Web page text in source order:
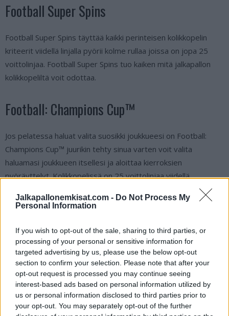
Jalkapallonemkisat.com - Do Not Process My
Personal Information
If you wish to opt-out of the sale, sharing to third parties, or
processing of your personal or sensitive information for
targeted advertising by us, please use the below opt-out
section to confirm your selection. Please note that after your
opt-out request is processed you may continue seeing
interest-based ads based on personal information utilized by
us or personal information disclosed to third parties prior to
your opt-out. You may separately opt-out of the further
Football Super Spins
Football Super Spins täyttää kaikki perinteisen kolikkopelin
kriteerit viidellä linjalla pyörii kolme rullaa joissa on jopa 25
voittolinjaa. Football Super Spins tuo kaiken mitä jalkapallon
kolikkopeliltä voit odottaa.
Football: Champions Cup™
Jos pelatessa haluat valita suosikki joukkueesi on Football:
Champions Cup™ juurikin tehty sinua varten voit valita
haluamasi joukkueen itsellesi ja aloittaa kierroksien
pyöräyttelyt. Kolikkopelissä on 25 voittolinjaa viidellä
Jos sinua kiinnostaa kolikkopeli omalaatuisilla jalkapallo
symboleilla, jotka pyörivät rullilla on PowerPlay Football Scrath
erinomainen vaihtoehto. Jalkapallo teemainen kolikkopeli missä
voit voittaa bonuksia kuten. Ilmaiskierroksia tai stacked wild-
symboleita.